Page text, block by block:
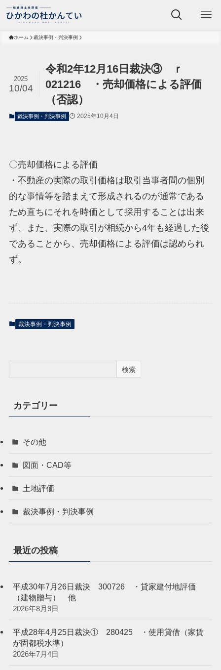
ホーム 裁決事例・判決事例
令和2年12月16日裁決③ ｒ
021216 ・売却価格による評価
（否認）
2025
10/04
裁決事例・判決事例 2025年10月4日
〇売却価格による評価
・不動産の実際の取引価格は取引当事者間の個別
的な事情等を踏まえて形成されるのが通常である
ため直ちにそれを時価として採用することは出来
ず、また、実際の取引が相続から4年も経過した後
であることから、売却価格による評価は認められ
ず。
裁決事例・判決事例
検索
カテゴリー
その他
図面・CAD等
土地評価
裁決事例・判決事例
最近の投稿
平成30年7月26日裁決 300726 ・貸家建付地評価
（建物贈与） 他
2026年8月9日
平成28年4月25日裁決① 280425 ・使用貸借（家賃
が固都税水準）
2026年7月4日